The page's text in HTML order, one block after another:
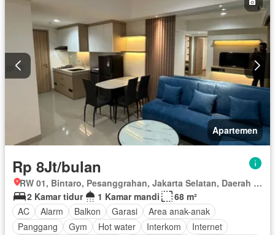
Apartemen
Rp 8Jt/bulan
RW 01, Bintaro, Pesanggrahan, Jakarta Selatan, Daerah Khusus Ibukota Jakarta
2 Kamar tidur
1 Kamar mandi
68 m²
AC
Alarm Balkon Garasi
Area anak-anak
Panggang
Gym Hot water Interkom
Internet